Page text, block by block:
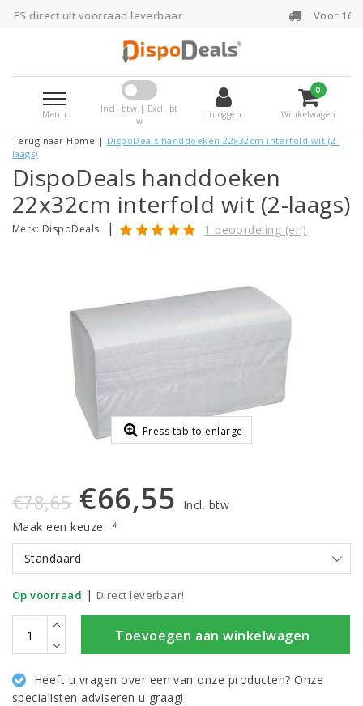
leverbaar Voor 16:00 uur besteld,
Menu
Incl. btw | Excl. bt
w
Inloggen
0
Winkelwagen
Terug naar Home | DispoDeals handdoeken 22x32cm interfold wit (2-
laags)
DispoDeals handdoeken
22x32cm interfold wit (2-laags)
Merk: DispoDeals | 1 beoordeling (en)
Press tab to enlarge
€78,65 €66,55
Incl. btw
Maak een keuze: *
Standaard
Op voorraad | Direct leverbaar!
Toevoegen aan winkelwagen
Heeft u vragen over een van onze producten? Onze
specialisten adviseren u graag!